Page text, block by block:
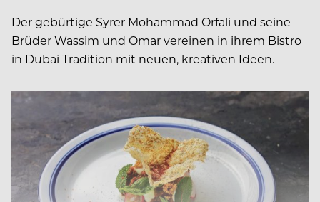
Der gebürtige Syrer Mohammad Orfali und seine
Brüder Wassim und Omar vereinen in ihrem Bistro
in Dubai Tradition mit neuen, kreativen Ideen.